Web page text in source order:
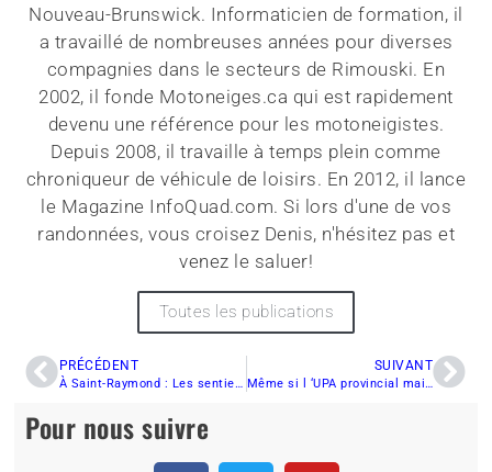
Nouveau-Brunswick. Informaticien de formation, il
a travaillé de nombreuses années pour diverses
compagnies dans le secteurs de Rimouski. En
2002, il fonde Motoneiges.ca qui est rapidement
devenu une référence pour les motoneigistes.
Depuis 2008, il travaille à temps plein comme
chroniqueur de véhicule de loisirs. En 2012, il lance
le Magazine InfoQuad.com. Si lors d'une de vos
randonnées, vous croisez Denis, n'hésitez pas et
venez le saluer!
Toutes les publications
PRÉCÉDENT
À Saint-Raymond : Les sentiers de motoneige sont ouverts !
SUIVANT
Même si l ‘UPA provincial maintient le blocus, les motoneigistes peuvent toujours circuler
Pour nous suivre